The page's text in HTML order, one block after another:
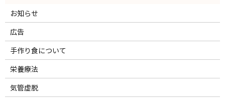
お知らせ
広告
手作り食について
栄養療法
気管虚脱